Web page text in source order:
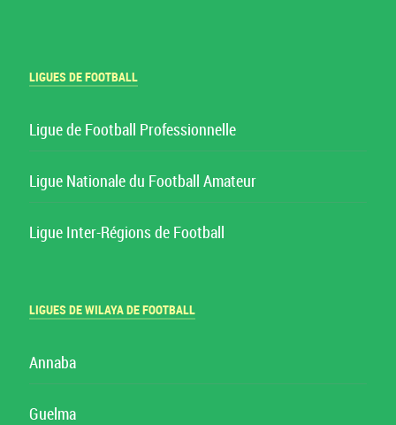
LIGUES DE FOOTBALL
Ligue de Football Professionnelle
Ligue Nationale du Football Amateur
Ligue Inter-Régions de Football
LIGUES DE WILAYA DE FOOTBALL
Annaba
Guelma